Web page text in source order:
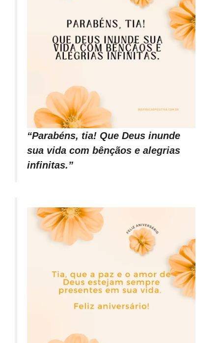
“Parabéns, tia! Que Deus inunde
sua vida com bênçãos e alegrias
infinitas.”